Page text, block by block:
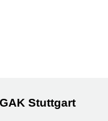
Stuttgart